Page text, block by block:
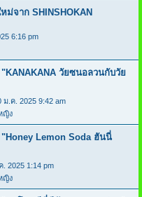
ม่จาก SHINSHOKAN
6:16 pm
"KANAKANA วัยซนอลวนกับวัย
ม.ค. 2025 9:42 am
ญิง
"Honey Lemon Soda ฮันนี่
2025 1:14 pm
ญิง